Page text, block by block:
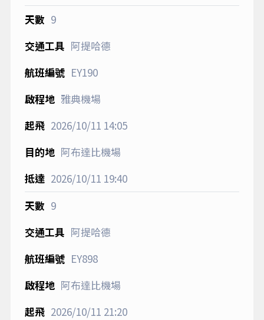
9
阿提哈德
EY190
雅典機場
2026/10/11 14:05
阿布達比機場
2026/10/11 19:40
9
阿提哈德
EY898
阿布達比機場
2026/10/11 21:20